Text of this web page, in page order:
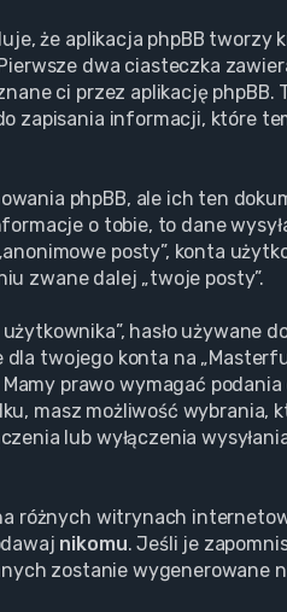
że aplikacja phpBB tworzy
dwa ciasteczka
ci przez aplikację phpBB.
zapisania informacji, które
phpBB, ale ich ten
o tobie, to dane
posty”, konta
zwane dalej „twoje posty”.
hasło używane
twojego konta na
prawo wymagać
masz możliwość wybrania,
lub wyłączenia
różnych witrynach
nikomu. Jeśli je
zostanie wygenerowane